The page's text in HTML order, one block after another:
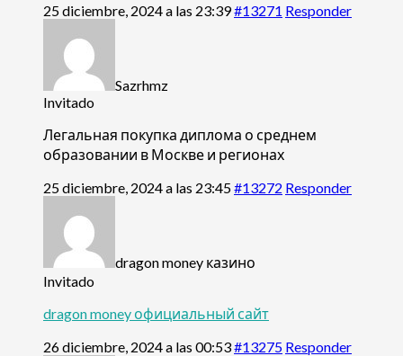
25 diciembre, 2024 a las 23:39#13271 Responder
Sazrhmz
Invitado
Легальная покупка диплома о среднем
образовании в Москве и регионах
25 diciembre, 2024 a las 23:45#13272 Responder
dragon money казино
Invitado
dragon money официальный сайт
26 diciembre, 2024 a las 00:53#13275 Responder